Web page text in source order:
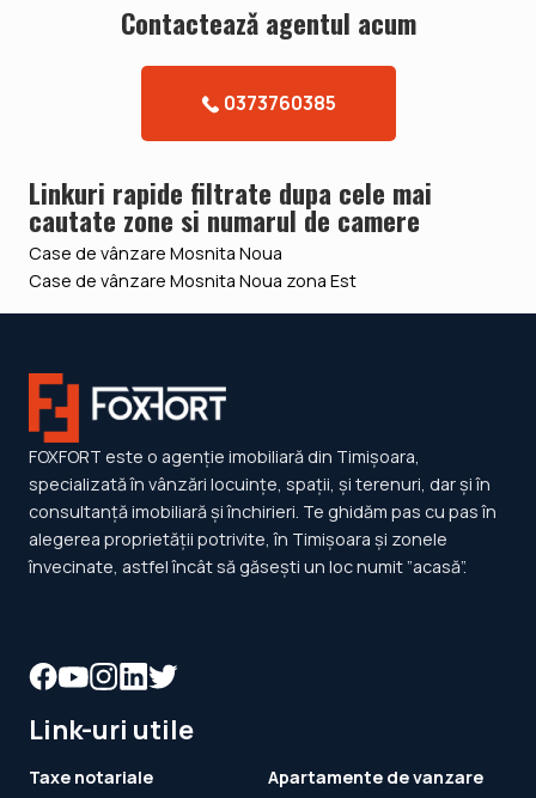
Contacteazǎ agentul acum
0373760385
Linkuri rapide filtrate dupa cele mai
cautate zone si numarul de camere
Case de vânzare Mosnita Noua
Case de vânzare Mosnita Noua zona Est
FOXFORT este o agenție imobiliară din Timișoara,
specializată în vânzări locuințe, spații, și terenuri, dar și în
consultanță imobiliară și închirieri. Te ghidăm pas cu pas în
alegerea proprietății potrivite, în Timișoara și zonele
învecinate, astfel încât să găsești un loc numit ”acasă”.
Link-uri utile
Taxe notariale
Apartamente de vanzare